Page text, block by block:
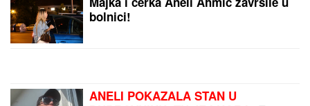
Ovako vaše telo reaguje kad